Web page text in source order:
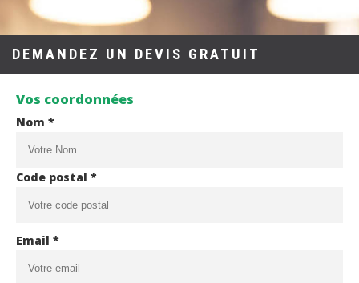
DEMANDEZ UN DEVIS GRATUIT
Vos coordonnées
Nom *
Code postal *
Email *